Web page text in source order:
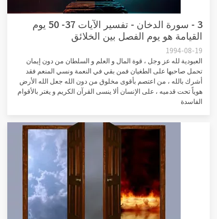
3 - سورة الدخان - تفسير الآيات 37- 50 يوم
القيامة هو يوم الفصل بين الخلائق
1994-08-19
العبودية لله عز وجل ، قوة المال و العلم و السلطان من دون إيمان
تحمل صاحبها على الطغيان فمن بقي في النعمة ونسي المنعم فقد
أشرك بالله ، من اعتصم بأقوى مخلوق من دون الله جعل الله الأرض
هوياً تحت قدميه ، على الإنسان ألا ينسى القرآن الكريم و يغتر بالأقوام
الفاسدة